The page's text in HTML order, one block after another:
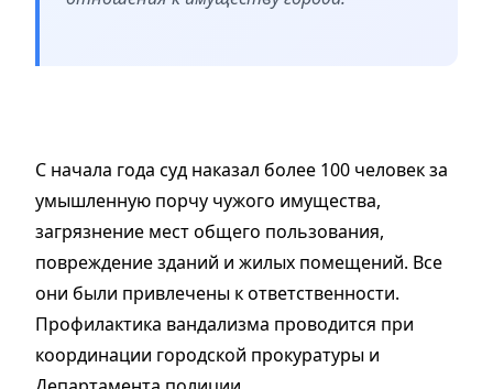
С начала года суд наказал более 100 человек за
умышленную порчу чужого имущества,
загрязнение мест общего пользования,
повреждение зданий и жилых помещений. Все
они были привлечены к ответственности.
Профилактика вандализма проводится при
координации городской прокуратуры и